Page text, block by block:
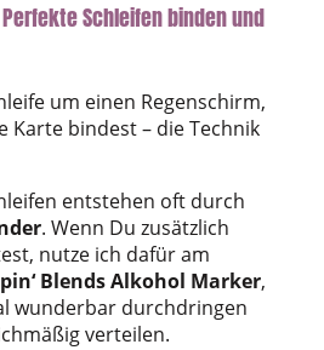
Schleifen binden und
um einen Regenschirm,
Karte bindest – die Technik
entstehen oft durch
. Wenn Du zusätzlich
nutze ich dafür am
Blends Alkohol Marker,
wunderbar durchdringen
verteilen.